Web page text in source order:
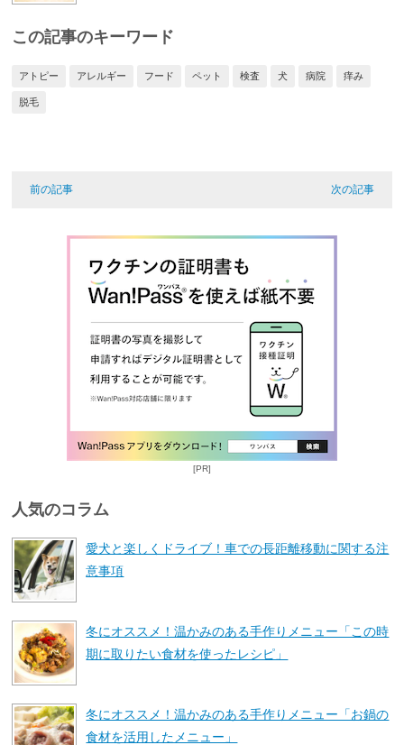
この記事のキーワード
アトピー アレルギー フード ペット 検査 犬 病院 痒み
脱毛
前の記事 次の記事
[PR]
人気のコラム
愛犬と楽しくドライブ！車での長距離移動に関する注
意事項
冬にオススメ！温かみのある手作りメニュー「この時
期に取りたい食材を使ったレシピ」
冬にオススメ！温かみのある手作りメニュー「お鍋の
食材を活用したメニュー」